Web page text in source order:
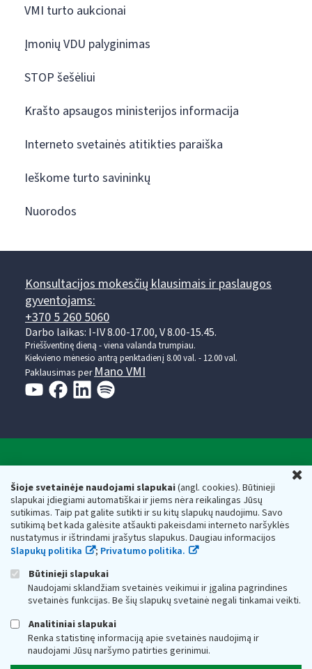
Šioje svetainėje naudojami slapukai(angl. cookies). Būtinieji
slapukai įdiegiami automatiškai ir jiems nėra reikalingas Jūsų
sutikimas. Taip pat galite sutikti ir su kitų slapukų naudojimu. Savo
sutikimą bet kada galėsite atšaukti pakeisdami interneto naršyklės
nustatymus ir ištrindami įrašytus slapukus. Daugiau informacijos
Slapukų politika
; Privatumo politika.
Būtinieji slapukai
Naudojami sklandžiam svetainės veikimui ir įgalina pagrindines
svetainės funkcijas. Be šių slapukų svetainė negali tinkamai veikti.
Analitiniai slapukai
Renka statistinę informaciją apie svetainės naudojimą ir
naudojami Jūsų naršymo patirties gerinimui.
VMI turto aukcionai
Įmonių VDU palyginimas
STOP šešėliui
Krašto apsaugos ministerijos informacija
Interneto svetainės atitikties paraiška
Ieškome turto savininkų
Nuorodos
Konsultacijos mokesčių klausimais ir paslaugos
gyventojams:
+370 5 260 5060
Darbo laikas: I-IV 8.00-17.00, V 8.00-15.45.
Prieššventinę dieną - viena valanda trumpiau.
Kiekvieno mėnesio antrą penktadienį 8.00 val. - 12.00 val.
Paklausimas per Mano VMI
Respublikos finansų ministerijos
Biudžetinė įstaiga. Juridinio asmens kodas — 188659752,
adresas: Vasario 16-osios g. 14, 01107 Vilnius, Lietuva, el.paštas:
vmi@vmi.lt, E. pristatymo dėžutės adresas 188659752
Duomenys apie Valstybinę mokesčių inspekciją prie Lietuvos
Respublikos finansų ministerijos kaupiami ir saugomi Juridinių